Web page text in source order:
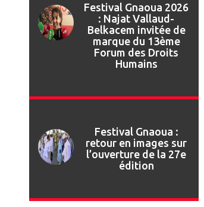
Festival Gnaoua :
retour en images sur
l’ouverture de la 27e
édition
Belkacem invitée de
marque du 13ème
Forum des Droits
Humains